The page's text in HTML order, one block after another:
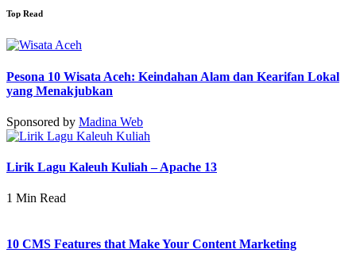
Top Read
Pesona 10 Wisata Aceh: Keindahan Alam dan Kearifan Lokal
yang Menakjubkan
Sponsored by Madina Web
Lirik Lagu Kaleuh Kuliah – Apache 13
1 Min Read
10 CMS Features that Make Your Content Marketing